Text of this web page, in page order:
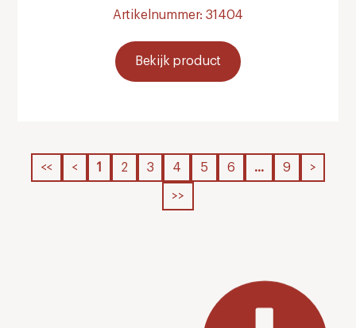
Artikelnummer: 31404
Bekijk product
<< < 1 2 3 4 5 6 … 9 >
>>